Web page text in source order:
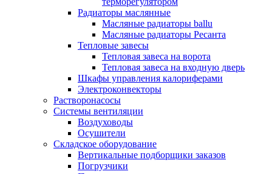
Радиаторы маслянные
Масляные радиаторы ballu
Масляные радиаторы Ресанта
Тепловые завесы
Тепловая завеса на ворота
Тепловая завеса на входную дверь
Шкафы управления калориферами
Электроконвекторы
Растворонасосы
Системы вентиляции
Воздуховоды
Осушители
Складское оборудование
Вертикальные подборщики заказов
Погрузчики